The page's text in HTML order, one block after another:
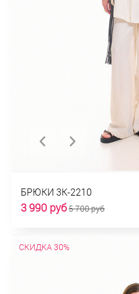
БРЮКИ 3К-2210
3 990 руб5 700 руб
СКИДКА 30%